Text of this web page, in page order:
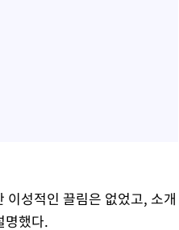
성적인 끌림은 없었고, 소개
명했다.